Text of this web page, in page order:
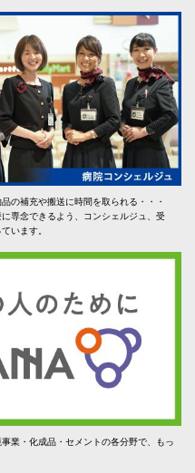
の補充や搬送に時間を取られる・・・
専念できるよう、コンシェルジュ、受
います。
業・化成品・セメントの各分野で、もっ